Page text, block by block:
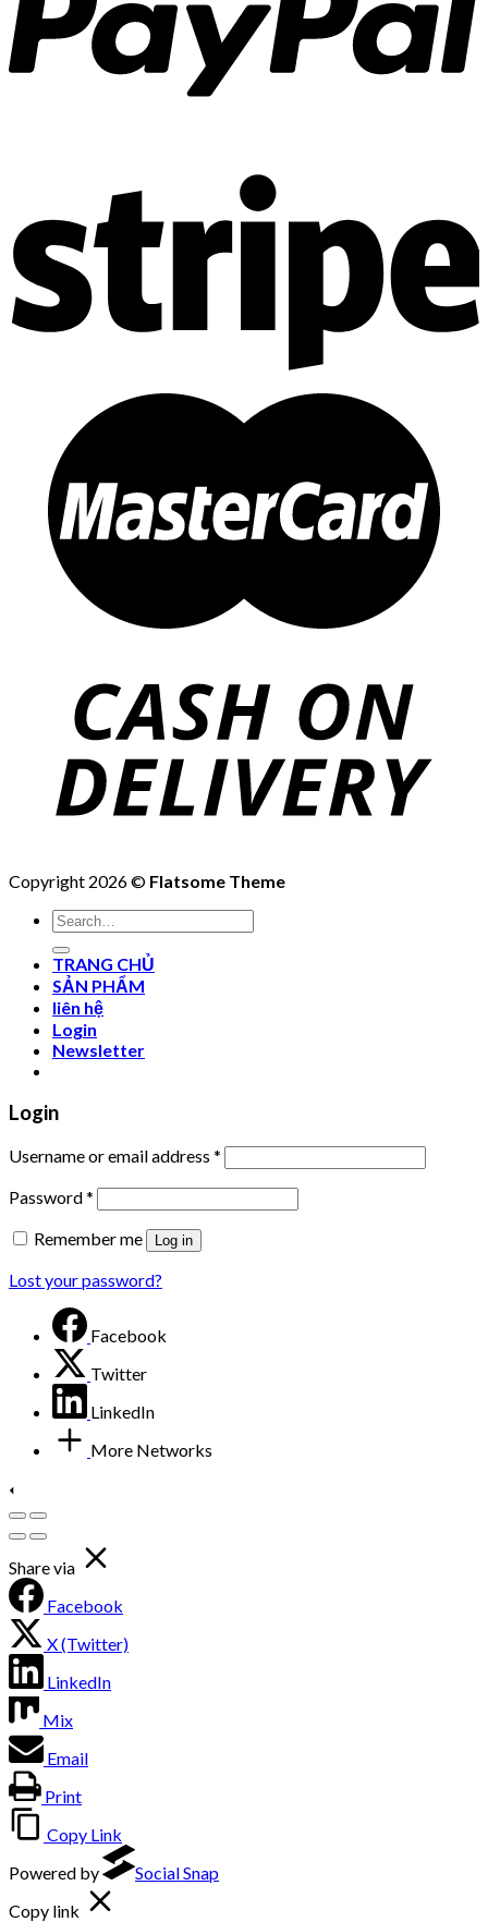
Copyright 2026 © Flatsome Theme
Search
for:
TRANG CHỦ
SẢN PHẨM
liên hệ
Login
Newsletter
Login
Username or email address *
Password*
Remember me
Log in
Lost your password?
Facebook
Twitter
LinkedIn
More Networks
Share via
Facebook
X (Twitter)
LinkedIn
Mix
Email
Print
Copy Link
Powered by
Social Snap
Copy link